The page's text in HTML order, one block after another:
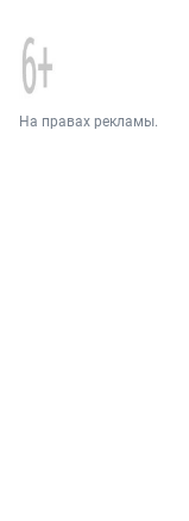
На правах рекламы.